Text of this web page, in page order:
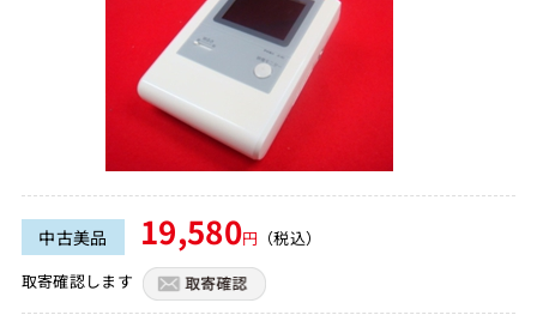
中古美品 19,580円 （税込）
取寄確認します